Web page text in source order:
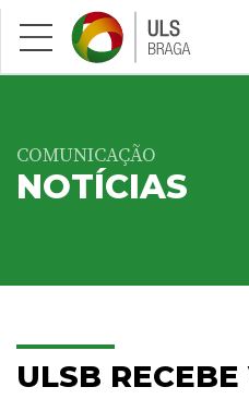
Saltar para conteúdo
COMUNICAÇÃO
NOTÍCIAS
ULSB